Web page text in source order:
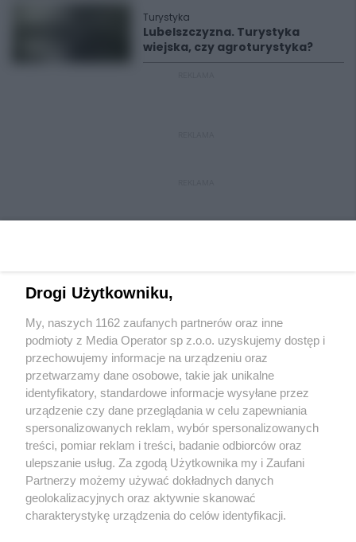
Turystyka
Lubelszczyzna. Turystyka
wiejska, czy agroturystyka?
Wydawca mediówlokalnych
Nie zapomnij
zapoznać się z:
polityką prywatności
Twojemiasto
Piekary Śląskie
Chorzów
Tarnowskie Góry
Skontakuj sięz nami
Kontakt
Redakcja
Newsletter
Drogi Użytkowniku,
My, naszych 1162 zaufanych partnerów oraz inne
podmioty z Media Operator sp z.o.o. uzyskujemy dostęp i
przechowujemy informacje na urządzeniu oraz
przetwarzamy dane osobowe, takie jak unikalne
identyfikatory, standardowe informacje wysyłane przez
urządzenie czy dane przeglądania w celu zapewniania
spersonalizowanych reklam, wybór spersonalizowanych
treści, pomiar reklam i treści, badanie odbiorców oraz
ulepszanie usług. Za zgodą Użytkownika my i Zaufani
Partnerzy możemy używać dokładnych danych
geolokalizacyjnych oraz aktywnie skanować
charakterystykę urządzenia do celów identyfikacji.